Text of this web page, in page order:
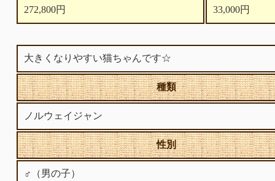
272,800円 33,000円
大きくなりやすい猫ちゃんです☆
種類
ノルウェイジャン
性別
♂（男の子）